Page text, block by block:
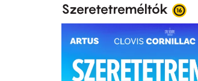
Szeretetreméltók